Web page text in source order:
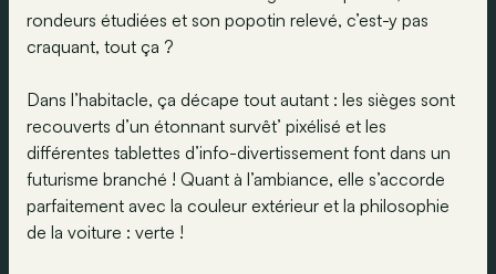
rondeurs étudiées et son popotin relevé, c’est-y pas
craquant, tout ça ?
Dans l’habitacle, ça décape tout autant : les sièges sont
recouverts d’un étonnant survêt’ pixélisé et les
différentes tablettes d’info-divertissement font dans un
futurisme branché ! Quant à l’ambiance, elle s’accorde
parfaitement avec la couleur extérieur et la philosophie
de la voiture : verte !